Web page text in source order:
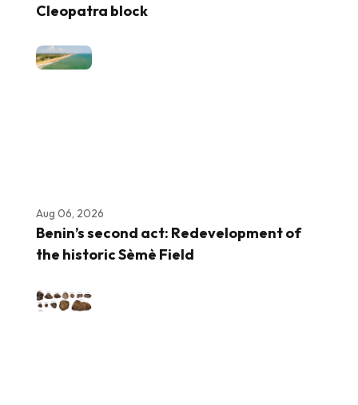
Cleopatra block
Aug 06, 2026
Benin’s second act: Redevelopment of
the historic Sèmè Field